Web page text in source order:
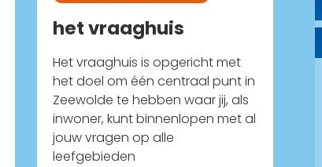
het vraaghuis
Het vraaghuis is opgericht met
het doel om één centraal punt in
Zeewolde te hebben waar jij, als
inwoner, kunt binnenlopen met al
jouw vragen op alle
leefgebieden